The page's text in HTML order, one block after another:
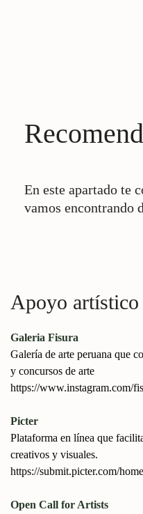
En este apartado te
vamos encontrando
Apoyo artístico
Galeria Fisura
Galería de arte peruana que
y concursos de arte
https://www.instagram.com/
Picter
Plataforma en línea que
creativos y visuales.
https://submit.picter.com/home
Open Call for Artists